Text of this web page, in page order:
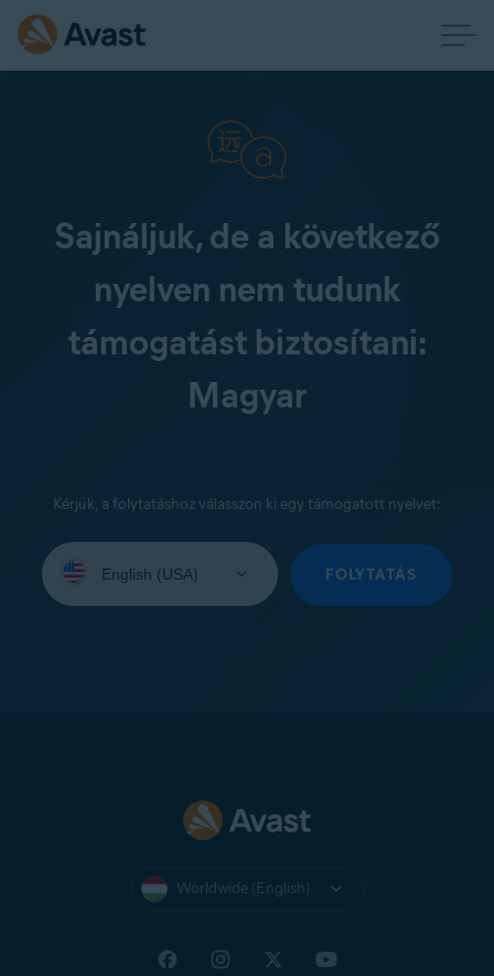
Sajnáljuk, de a következő
nyelven nem tudunk
támogatást biztosítani:
Magyar
Kérjük, a folytatáshoz válasszon ki egy támogatott nyelvet:
your
FOLYTATÁS
Worldwide (English)